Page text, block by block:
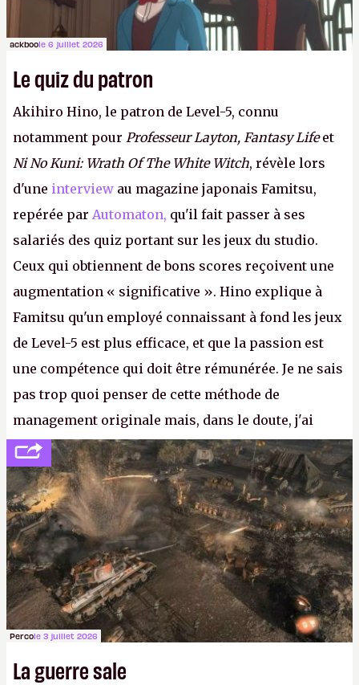
ackboole 6 juillet 2026
Le quiz du patron
Akihiro Hino, le patron de Level-5, connu
notamment pour Professeur Layton, Fantasy Lifeet
Ni No Kuni: Wrath Of The White Witch, révèle lors
d'une interview au magazine japonais Famitsu,
repérée par Automaton, qu'il fait passer à ses
salariés des quiz portant sur les jeux du studio.
Ceux qui obtiennent de bons scores reçoivent une
augmentation « significative ». Hino explique à
Famitsu qu'un employé connaissant à fond les jeux
de Level-5 est plus efficace, et que la passion est
une compétence qui doit être rémunérée. Je ne sais
pas trop quoi penser de cette méthode de
management originale mais, dans le doute, j'ai
décidé d'apprendre par cœur les 300 derniers
numéros deCanard PCavant de demander une
augmentation à Ivan Le Fou.A.
Percole 3 juillet 2026
La guerre sale